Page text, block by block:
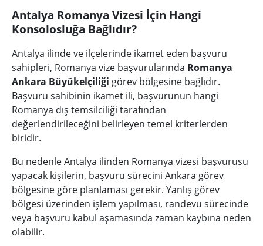
Antalya Romanya Vizesi İçin Hangi
Konsolosluğa Bağlıdır?
Antalya ilinde ve ilçelerinde ikamet eden başvuru
sahipleri, Romanya vize başvurularında Romanya
Ankara Büyükelçiliği görev bölgesine bağlıdır.
Başvuru sahibinin ikamet ili, başvurunun hangi
Romanya dış temsilciliği tarafından
değerlendirileceğini belirleyen temel kriterlerden
biridir.
Bu nedenle Antalya ilinden Romanya vizesi başvurusu
yapacak kişilerin, başvuru sürecini Ankara görev
bölgesine göre planlaması gerekir. Yanlış görev
bölgesi üzerinden işlem yapılması, randevu sürecinde
veya başvuru kabul aşamasında zaman kaybına neden
olabilir.